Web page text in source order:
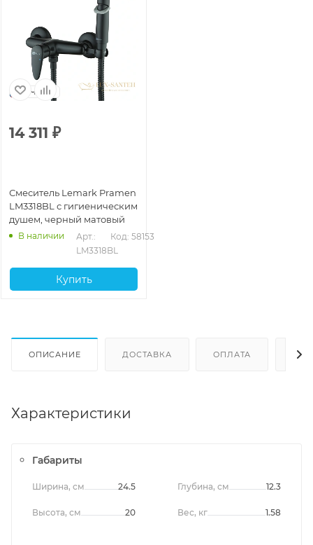
Чехия
14 311 ₽
Смеситель Lemark Pramen
LM3318BL с гигиеническим
душем, черный матовый
В наличии
Арт.:
LM3318BL
Код: 58153
Купить
ОПИСАНИЕ ДОСТАВКА ОПЛАТА
Характеристики
Габариты
Ширина, см 24.5
Высота, см 20
Глубина, см 12.3
Вес, кг 1.58